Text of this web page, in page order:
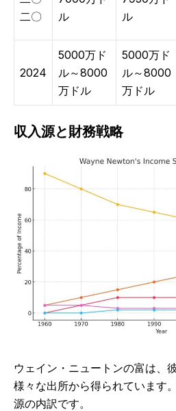
二〇
ル
ル
2024
5000万ド
ル～8000
万ドル
5000万ド
ル～8000
万ドル
収入源と財務戦略
ウェイン・ニュートンの富は、
様々な出所から得られています
源の内訳です。